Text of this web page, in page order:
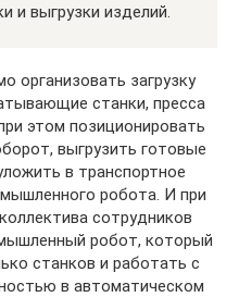
и выгрузки изделий.
организовать загрузку
станки, пресса
этом позиционировать
выгрузить готовые
в транспортное
робота. И при
сотрудников
робот, который
станков и работать с
в автоматическом